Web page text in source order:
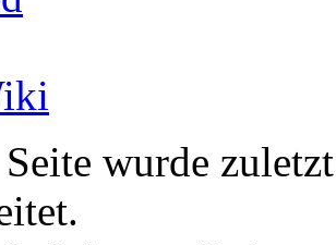
Seite wurde